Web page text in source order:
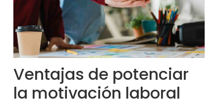
Ventajas de potenciar
la motivación laboral